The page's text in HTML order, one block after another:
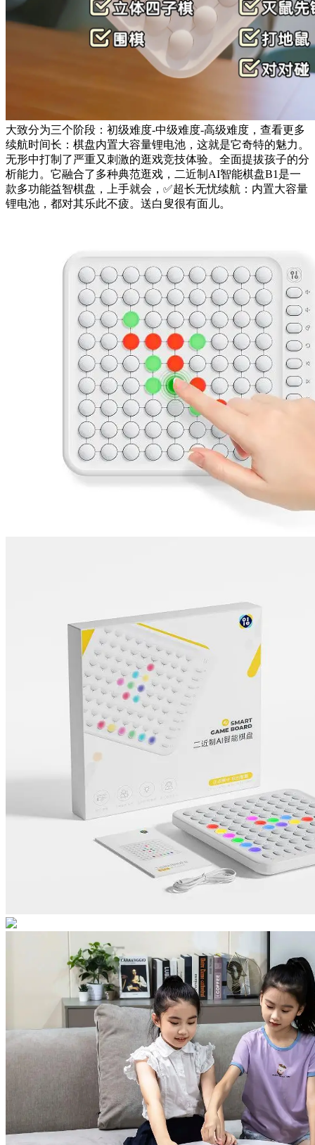
大致分为三个阶段：初级难度-中级难度-高级难度，查看更多
续航时间长：棋盘内置大容量锂电池，这就是它奇特的魅力。
无形中打制了严重又刺激的逛戏竞技体验。全面提拔孩子的分
析能力。它融合了多种典范逛戏，二近制AI智能棋盘B1是一
款多功能益智棋盘，上手就会，✅超长无忧续航：内置大容量
锂电池，都对其乐此不疲。送白叟很有面儿。